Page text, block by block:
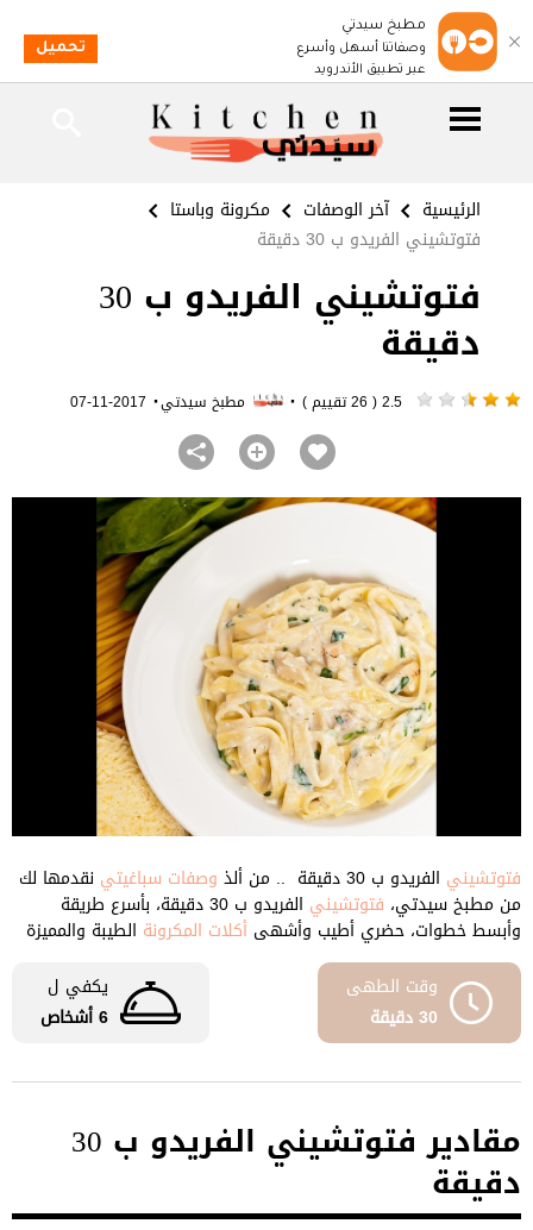
الرئيسية آخر الوصفات
مكرونة وباستا
فتوتشيني الفريدو ب 30 دقيقة
فتوتشيني الفريدو ب 30
دقيقة
· مطبخ سيدتي·
2017-11-07
فتوتشيني الفريدو ب 30 دقيقة .. من ألذ وصفات سباغيتي نقدمها لك
من مطبخ سيدتي، فتوتشيني
الفريدو ب 30 دقيقة، بأسرع طريقة
وأبسط خطوات، حضري أطيب وأشهى أكلات المكرونة الطيبة والمميزة
وقت الطهى
30 دقيقة
يكفي ل
6 أشخاص
مقادير فتوتشيني الفريدو ب 30
دقيقة
مطبخ سيدتي
وصفاتنا أسهل وأسرع
عبر تطبيق الأندرويد
تحميل